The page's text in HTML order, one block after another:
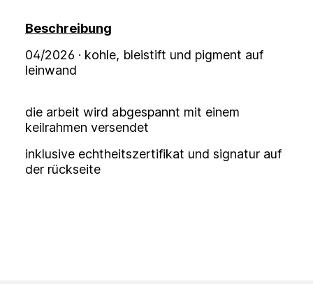
Beschreibung
04/2026 · kohle, bleistift und pigment auf
leinwand
die arbeit wird abgespannt mit einem
keilrahmen versendet
inklusive echtheitszertifikat und signatur auf
der rückseite